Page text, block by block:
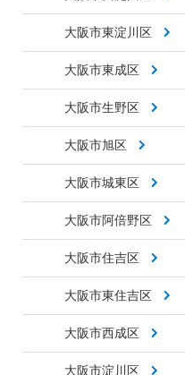
大阪市東淀川区
大阪市東成区
大阪市生野区
大阪市旭区
大阪市城東区
大阪市阿倍野区
大阪市住吉区
大阪市東住吉区
大阪市西成区
大阪市淀川区